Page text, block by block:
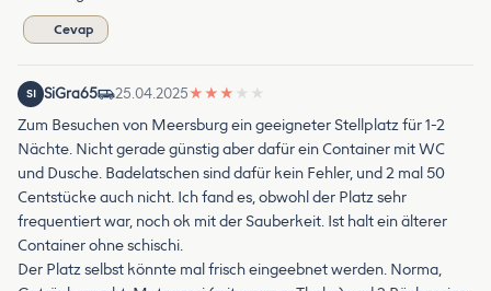
Cevap
SI SiGra65 25.04.2025★ ★ ★ ★ ★
Zum Besuchen von Meersburg ein geeigneter Stellplatz für 1-2
Nächte. Nicht gerade günstig aber dafür ein Container mit WC
und Dusche. Badelatschen sind dafür kein Fehler, und 2 mal 50
Centstücke auch nicht. Ich fand es, obwohl der Platz sehr
frequentiert war, noch ok mit der Sauberkeit. Ist halt ein älterer
Container ohne schischi.
Der Platz selbst könnte mal frisch eingeebnet werden. Norma,